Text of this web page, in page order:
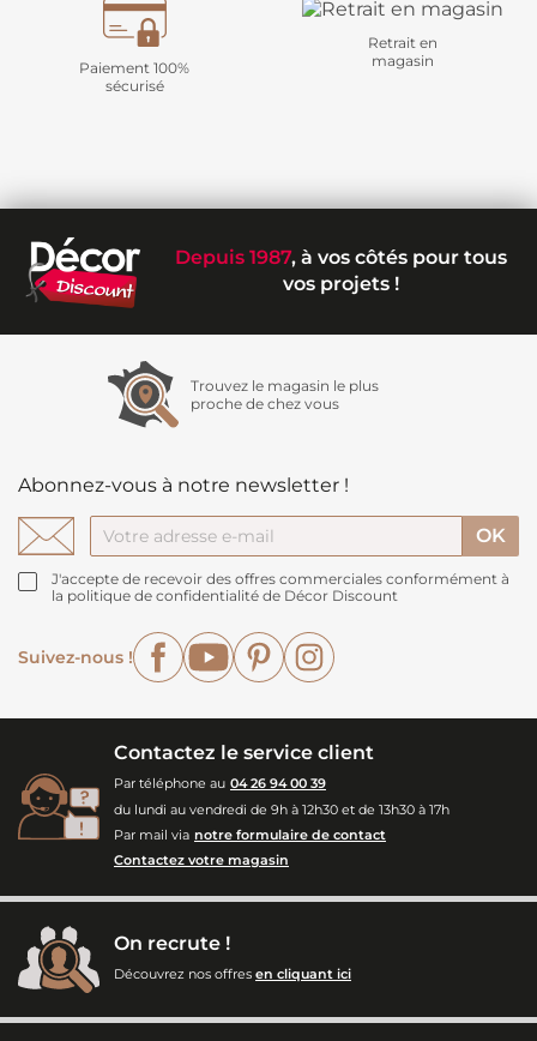
Paiement 100%
sécurisé
Retrait en
magasin
Depuis 1987, à vos côtés pour tous
vos projets !
Trouvez le magasin le plus
proche de chez vous
Abonnez-vous à notre newsletter !
J'accepte de recevoir des offres commerciales conformément à
la politique de confidentialité de Décor Discount
Suivez-nous !
FacebookYouTubePinterest
Contactez le service client
Par téléphone au 04 26 94 00 39
du lundi au vendredi de 9h à 12h30 et de 13h30 à 17h
Par mail via notre formulaire de contact
Contactez votre magasin
On recrute !
Découvrez nos offres en cliquant ici